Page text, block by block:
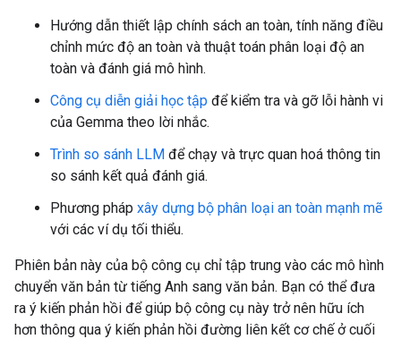
Hướng dẫn thiết lập chính sách an toàn, tính năng điều
chỉnh mức độ an toàn và thuật toán phân loại độ an
toàn và đánh giá mô hình.
Công cụ diễn giải học tập để kiểm tra và gỡ lỗi hành vi
của Gemma theo lời nhắc.
Trình so sánh LLM để chạy và trực quan hoá thông tin
so sánh kết quả đánh giá.
Phương pháp xây dựng bộ phân loại an toàn mạnh mẽ
với các ví dụ tối thiểu.
Phiên bản này của bộ công cụ chỉ tập trung vào các mô hình
chuyển văn bản từ tiếng Anh sang văn bản. Bạn có thể đưa
ra ý kiến phản hồi để giúp bộ công cụ này trở nên hữu ích
hơn thông qua ý kiến phản hồi đường liên kết cơ chế ở cuối